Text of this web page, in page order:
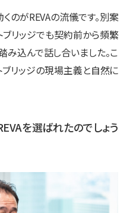
のがREVAの流儀です。別案
ブリッジでも契約前から頻繁
み込んで話し合いました。こ
ブリッジの現場主義と自然に
を選ばれたのでしょう